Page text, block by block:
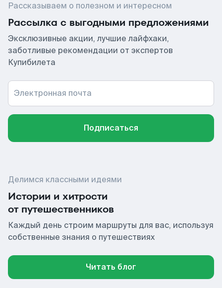
Рассказываем о полезном и интересном
Рассылка с выгодными предложениями
Эксклюзивные акции, лучшие лайфхаки,
заботливые рекомендации от экспертов
Купибилета
Электронная почта
Подписаться
Делимся классными идеями
Истории и хитрости
от путешественников
Каждый день строим маршруты для вас, используя
собственные знания о путешествиях
Читать блог